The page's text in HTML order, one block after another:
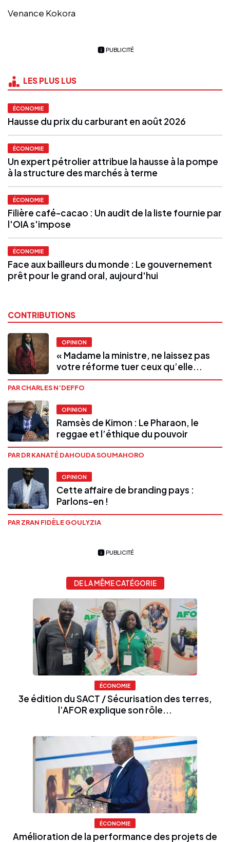
Venance Kokora
PUBLICITÉ
LES PLUS LUS
ÉCONOMIE
Hausse du prix du carburant en août 2026
ÉCONOMIE
Un expert pétrolier attribue la hausse à la pompe
à la structure des marchés à terme
ÉCONOMIE
Filière café-cacao : Un audit de la liste fournie par
l'OIA s'impose
ÉCONOMIE
Face aux bailleurs du monde : Le gouvernement
prêt pour le grand oral, aujourd'hui
CONTRIBUTIONS
OPINION
« Madame la ministre, ne laissez pas
votre réforme tuer ceux qu’elle...
PAR CHARLES N’DEFFO
OPINION
Ramsès de Kimon : Le Pharaon, le
reggae et l’éthique du pouvoir
PAR DR KANATÉ DAHOUDA SOUMAHORO
OPINION
Cette affaire de branding pays :
Parlons-en !
PAR ZRAN FIDÈLE GOULYZIA
PUBLICITÉ
DE LA MÊME CATÉGORIE
ÉCONOMIE
3e édition du SACT / Sécurisation des terres,
l’AFOR explique son rôle...
ÉCONOMIE
Amélioration de la performance des projets de